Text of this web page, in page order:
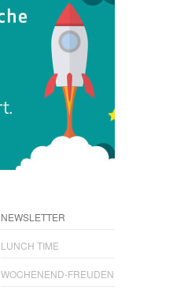
NEWSLETTER
LUNCH TIME
WOCHENEND-FREUDEN